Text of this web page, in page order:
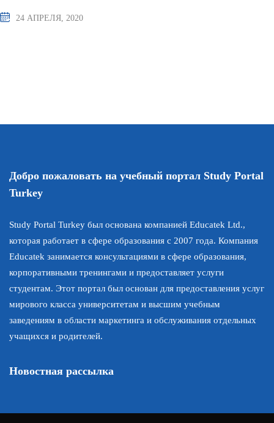
24 АПРЕЛЯ, 2020
Добро пожаловать на учебный портал Study Portal
Turkey
Study Portal Turkey был основана компанией Educatek Ltd.,
которая работает в сфере образования с 2007 года. Компания
Educatek занимается консультациями в сфере образования,
корпоративными тренингами и предоставляет услуги
студентам. Этот портал был основан для предоставления услуг
мирового класса университетам и высшим учебным
заведениям в области маркетинга и обслуживания отдельных
учащихся и родителей.
Новостная рассылка